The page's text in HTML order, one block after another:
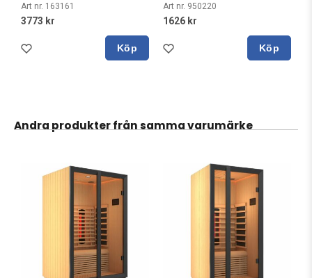
Art nr. 163161
3773 kr
Köp
Art nr. 950220
1626 kr
Köp
Andra produkter från samma varumärke